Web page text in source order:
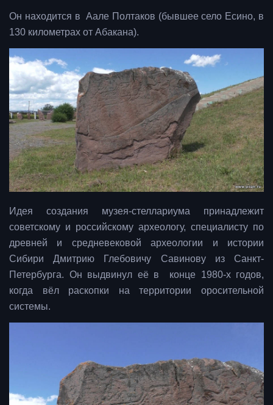
Он находится в Аале Полтаков (бывшее село Есино, в
130 километрах от Абакана).
Идея создания музея-стеллариума принадлежит
советскому и российскому археологу, специалисту по
древней и средневековой археологии и истории
Сибири Дмитрию Глебовичу Савинову из Санкт-
Петербурга. Он выдвинул её в конце 1980-х годов,
когда вёл раскопки на территории оросительной
системы.